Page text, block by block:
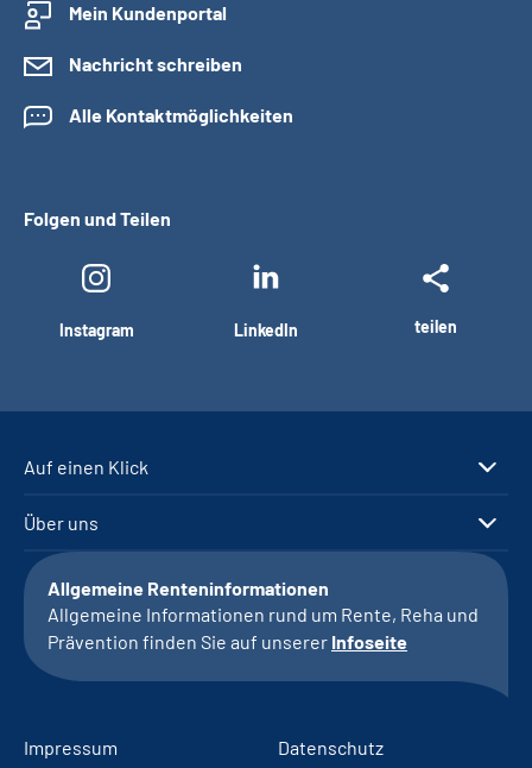
Mein Kundenportal
Nachricht schreiben
Alle Kontaktmöglichkeiten
Folgen und Teilen
Instagram LinkedIn teilen
Auf einen Klick
Über uns
Allgemeine Renteninformationen
Allgemeine Informationen rund um Rente, Reha und
Prävention finden Sie auf unserer Infoseite
Impressum Datenschutz